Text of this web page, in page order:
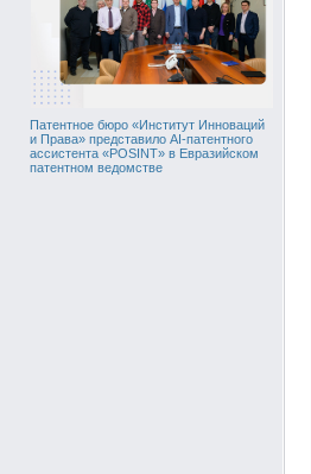
Патентное бюро «Институт Инноваций
и Права» представило AI-патентного
ассистента «POSINT» в Евразийском
патентном ведомстве